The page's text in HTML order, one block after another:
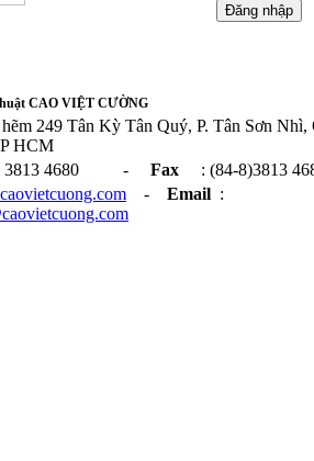
Đăng nhập
CAO VIỆT CƯỜNG
hẽm 249 Tân Kỳ Tân Quý, P. Tân Sơn Nhì,
HCM
3813 4680 - Fax
: (84-8)3813
- Email :